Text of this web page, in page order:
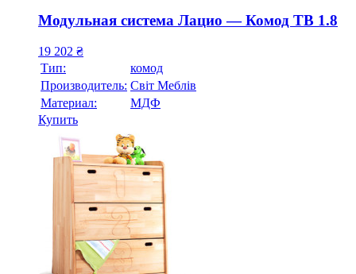
Модульная система Лацио — Комод ТВ 1.8
19 202 ₴
Тип:
комод
Производитель: Свiт Меблiв
Материал:
МДФ
Купить